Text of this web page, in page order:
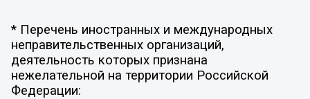
* Перечень иностранных и международных
неправительственных организаций,
деятельность которых признана
нежелательной на территории Российской
Федерации: